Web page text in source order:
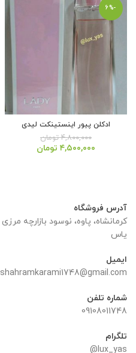
-6%
ادکلن پیور اینستینکت لیدی
۴,۸۰۰,۰۰۰ تومان
قیمت
۴,۵۰۰,۰۰۰ تومان
آدرس فروشگاه
یاس
ایمیل
shahramkarami1748@gmail.com
شماره تلفن
09108011748
تلگرام
lux_yas@